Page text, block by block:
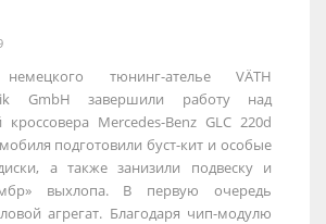
немецкого тюнинг-ателье VÄTH
GmbH завершили работу над
кроссовера Mercedes-Benz GLC 220d
подготовили буст-кит и особые
а также занизили подвеску и
выхлопа. В первую очередь
агрегат. Благодаря чип-модулю